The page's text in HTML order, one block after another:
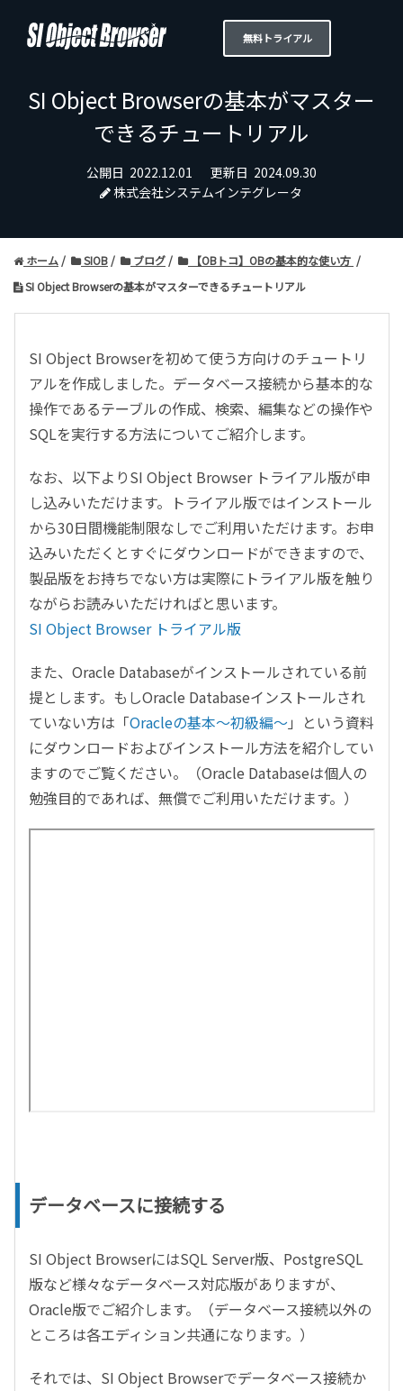
無料トライアル
SI Object Browserの基本がマスター
できるチュートリアル
公開日 2022.12.01 更新日 2024.09.30
株式会社システムインテグレータ
ホーム SIOB ブログ
【OBトコ】OBの基本的な使い方
SI Object Browserの基本がマスターできるチュートリアル
SI Object Browserを初めて使う方向けのチュートリ
アルを作成しました。データベース接続から基本的な
操作であるテーブルの作成、検索、編集などの操作や
SQLを実行する方法についてご紹介します。
なお、以下よりSI Object Browser トライアル版が申
し込みいただけます。トライアル版ではインストール
から30日間機能制限なしでご利用いただけます。お申
込みいただくとすぐにダウンロードができますので、
製品版をお持ちでない方は実際にトライアル版を触り
ながらお読みいただければと思います。
SI Object Browser トライアル版
また、Oracle Databaseがインストールされている前
提とします。もしOracle Databaseインストールされ
ていない方は「Oracleの基本～初級編～」という資料
にダウンロードおよびインストール方法を紹介してい
ますのでご覧ください。（Oracle Databaseは個人の
勉強目的であれば、無償でご利用いただけます。）
データベースに接続する
SI Object BrowserにはSQL Server版、PostgreSQL
版など様々なデータベース対応版がありますが、
Oracle版でご紹介します。（データベース接続以外の
ところは各エディション共通になります。）
それでは、SI Object Browserでデータベース接続か